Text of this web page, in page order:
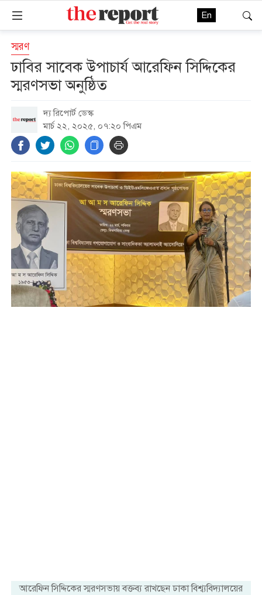
En
স্মরণ
ঢাবির সাবেক উপাচার্য আরেফিন সিদ্দিকের
স্মরণসভা অনুষ্ঠিত
দ্য রিপোর্ট ডেস্ক
মার্চ ২২, ২০২৫, ০৭:২০ পিএম
আরেফিন সিদ্দিকের স্মরণসভায় বক্তব্য রাখছেন ঢাকা বিশ্ব্যবিদ্যালয়ের